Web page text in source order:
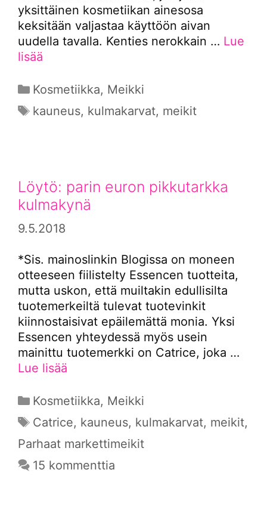
yksittäinen kosmetiikan ainesosa
keksitään valjastaa käyttöön aivan
uudella tavalla. Kenties nerokkain … Lue
lisää
Kategoriat
Kosmetiikka, Meikki
Avainsanat
kauneus, kulmakarvat, meikit
Löytö: parin euron pikkutarkka
kulmakynä
9.5.2018
*Sis. mainoslinkin Blogissa on moneen
otteeseen fiilistelty Essencen tuotteita,
mutta uskon, että muiltakin edullisilta
tuotemerkeiltä tulevat tuotevinkit
kiinnostaisivat epäilemättä monia. Yksi
Essencen yhteydessä myös usein
mainittu tuotemerkki on Catrice, joka …
Lue lisää
Kategoriat
Kosmetiikka, Meikki
Avainsanat
Catrice, kauneus, kulmakarvat, meikit,
Parhaat markettimeikit
15 kommenttia